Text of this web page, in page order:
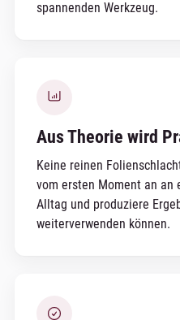
spannenden Werkzeug.
Aus Theorie wird
Keine reinen
vom ersten Moment an an
Alltag und produziere
weiterverwenden können.